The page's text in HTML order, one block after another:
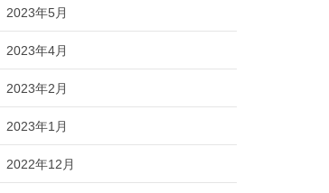
2023年5月
2023年4月
2023年2月
2023年1月
2022年12月